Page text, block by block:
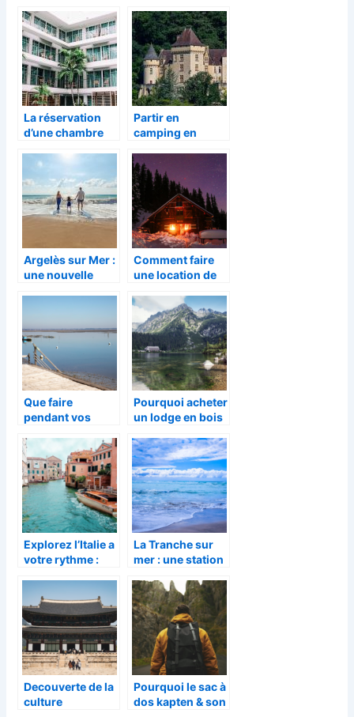
La réservation
d’une chambre
votre voyage
Partir en
camping en
Argelès sur Mer :
une nouvelle
Comment faire
une location de
d’isere
Que faire
pendant vos
camping pres de
Lege-Cap-Ferret
?
Pourquoi acheter
un lodge en bois
vacances ?
Explorez l’Italie a
votre rythme :
de vos reves
La Tranche sur
mer : une station
labellisee Famille
Plus et Pavillon
Bleu pour vos
vacances
Decouverte de la
culture
Pourquoi le sac à
dos kapten & son